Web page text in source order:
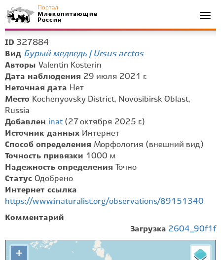
Портал
Млекопитающие
России
ID 327884
Вид Бурый медведь | Ursus arctos
Авторы Valentin Kosterin
Дата наблюдения 29 июля 2021 г.
Неточная дата Нет
Место Kochenyovsky District, Novosibirsk Oblast,
Russia
Добавлен inat (27 октября 2025 г.)
Источник данных Интернет
Способ определения Морфология (внешний вид)
Точность привязки 1000 м
Надежность определения
Точно
Статус Одобрено
Интернет ссылка
https://www.inaturalist.org/observations/89151340
Комментарий
Загрузка 2604_90f1f
+